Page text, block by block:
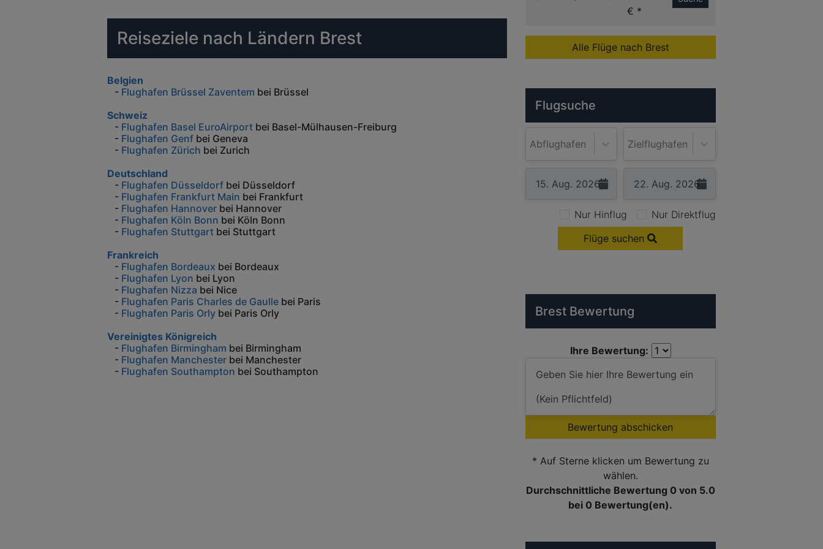
Reiseziele nach Ländern Brest
Belgien
- Flughafen Brüssel Zaventem bei Brüssel
Schweiz
- Flughafen Basel EuroAirport bei Basel-Mülhausen-Freiburg
- Flughafen Genf bei Geneva
- Flughafen Zürich bei Zurich
Deutschland
- Flughafen Düsseldorf bei Düsseldorf
- Flughafen Frankfurt Main bei Frankfurt
- Flughafen Hannover bei Hannover
- Flughafen Köln Bonn bei Köln Bonn
- Flughafen Stuttgart bei Stuttgart
Frankreich
- Flughafen Bordeaux bei Bordeaux
- Flughafen Lyon bei Lyon
- Flughafen Nizza bei Nice
- Flughafen Paris Charles de Gaulle bei Paris
- Flughafen Paris Orly bei Paris Orly
Vereinigtes Königreich
- Flughafen Birmingham bei Birmingham
- Flughafen Manchester bei Manchester
- Flughafen Southampton bei Southampton
€ *
Alle Flüge nach Brest
Flugsuche
Abflughafen Zielflughafen
Nur Hinflug
Nur Direktflug
Flüge suchen
Brest Bewertung
Ihre Bewertung:
Bewertung abschicken
* Auf Sterne klicken um Bewertung zu
wählen.
Durchschnittliche Bewertung 0 von 5.0
bei 0 Bewertung(en).